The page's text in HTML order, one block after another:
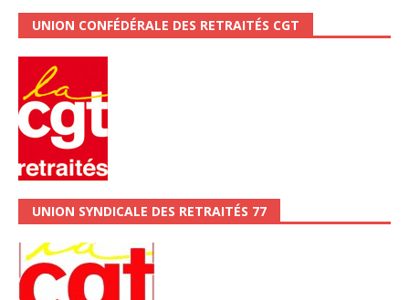
UNION CONFÉDÉRALE DES RETRAITÉS CGT
UNION SYNDICALE DES RETRAITÉS 77